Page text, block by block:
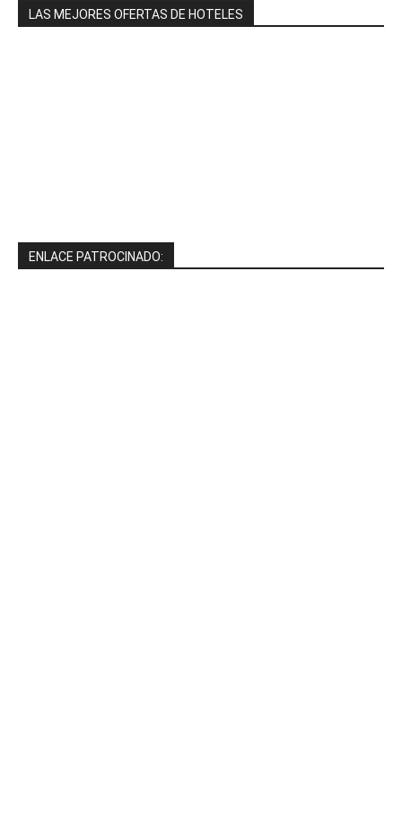
LAS MEJORES OFERTAS DE HOTELES
ENLACE PATROCINADO: